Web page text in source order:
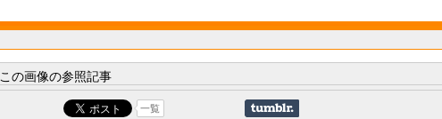
この画像の参照記事
一覧